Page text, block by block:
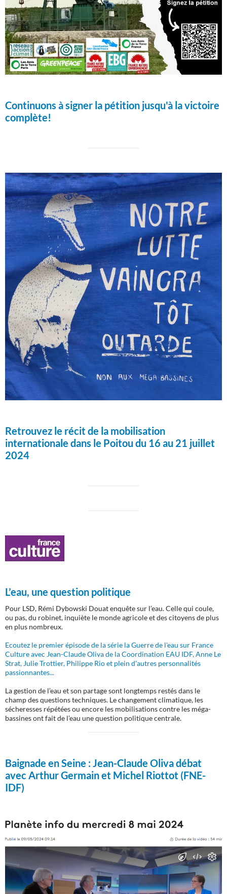
Continuons à signer la pétition jusqu'à la victoire
complète!
Retrouvez le récit de la mobilisation
internationale dans le Poitou du 16 au 21 juillet
2024
L’eau, une question politique
Pour LSD, Rémi Dybowski Douat enquête sur l’eau. Celle qui coule,
ou pas, du robinet, inquiète le monde agricole et des citoyens de plus
en plus nombreux.
Ecoutez le premier épisode de la série la Guerre de l'eau sur France
Culture avec Jean-Claude Oliva de la Coordination EAU IDF, Anne Le
Strat, Julie Trottier, Philippe Rio et plein d'autres personnalités
passionnantes...
La gestion de l’eau et son partage sont longtemps restés dans le
champ des questions techniques. Le changement climatique, les
sécheresses répétées ou encore les mobilisations contre les méga-
bassines ont fait de l’eau une question politique centrale.
Baignade en Seine : Jean-Claude Oliva débat
avec Arthur Germain et Michel Riottot (FNE-
IDF)